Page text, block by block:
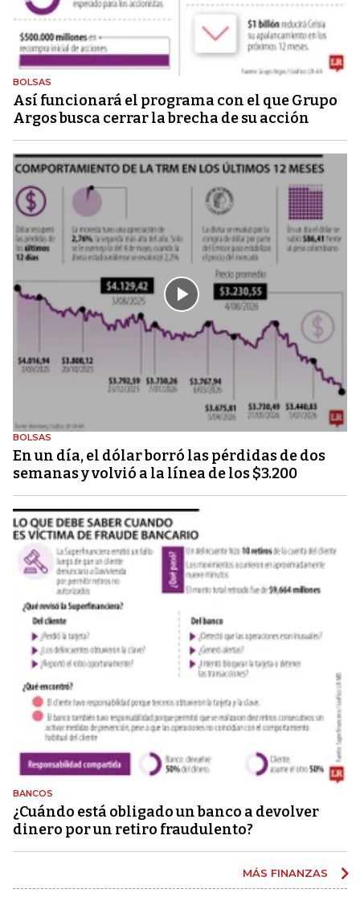
BOLSAS
Así funcionará el programa con el que Grupo
Argos busca cerrar la brecha de su acción
BOLSAS
En un día, el dólar borró las pérdidas de dos
semanas y volvió a la línea de los $3.200
BANCOS
¿Cuándo está obligado un banco a devolver
dinero por un retiro fraudulento?
MÁS FINANZAS